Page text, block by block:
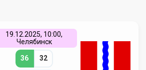
19.12.2025, 10:00,
Челябинск
36 32